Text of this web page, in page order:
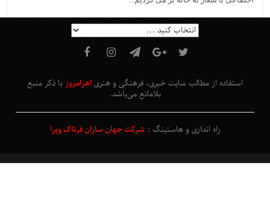
استفاده از مطالب سایت خبری، فرهنگی و هنری اهرامروز با ذکر منبع
بلامانع می‌باشد.
راه اندازی و هاستینگ :شرکت جهان سازان فرتاک ویرا